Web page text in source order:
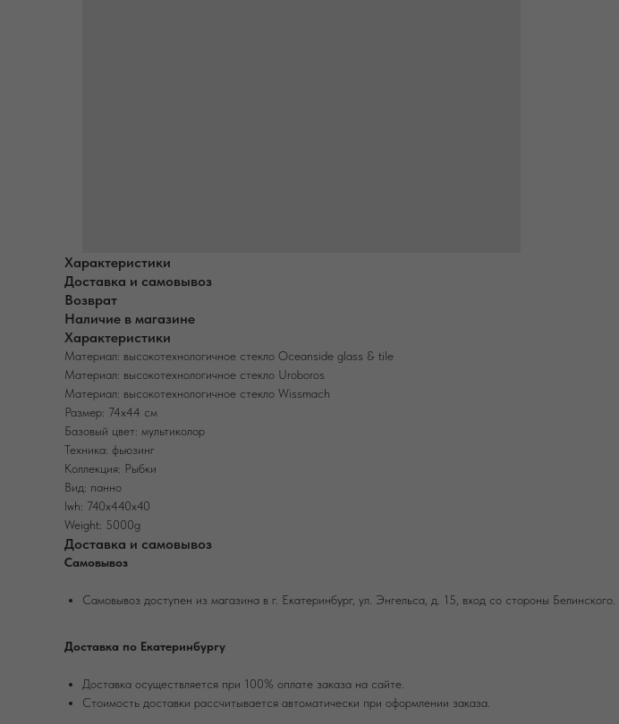
Характеристики
Доставка и самовывоз
Возврат
Наличие в магазине
Характеристики
Материал: высокотехнологичное стекло Oceanside glass & tile
Материал: высокотехнологичное стекло Uroboros
Материал: высокотехнологичное стекло Wissmach
Размер: 74х44 см
Базовый цвет: мультиколор
Техника: фьюзинг
Коллекция: Рыбки
Вид: панно
lwh: 740x440x40
Weight: 5000g
Доставка и самовывоз
Самовывоз
Самовывоз доступен из магазина в г. Екатеринбург, ул. Энгельса, д. 15, вход со стороны Белинского.
Доставка по Екатеринбургу
Доставка осуществляется при 100% оплате заказа на сайте.
Стоимость доставки рассчитывается автоматически при оформлении заказа.